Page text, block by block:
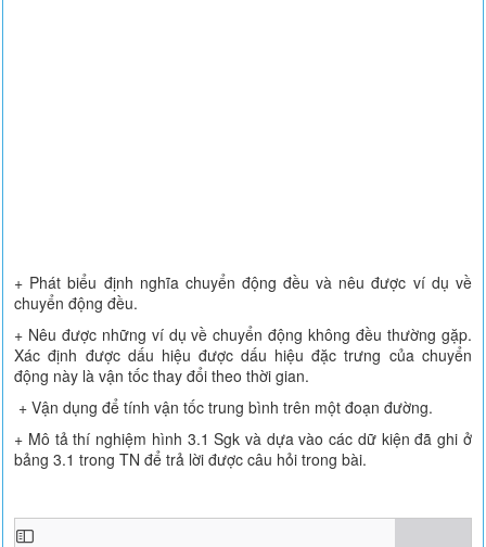
+ Phát biểu định nghĩa chuyển động đều và nêu được ví dụ về
chuyển động đều.
+ Nêu được những ví dụ về chuyển động không đều thường gặp.
Xác định được dấu hiệu được dấu hiệu đặc trưng của chuyển
động này là vận tốc thay đổi theo thời gian.
+ Vận dụng để tính vận tốc trung bình trên một đoạn đường.
+ Mô tả thí nghiệm hình 3.1 Sgk và dựa vào các dữ kiện đã ghi ở
bảng 3.1 trong TN để trả lời được câu hỏi trong bài.